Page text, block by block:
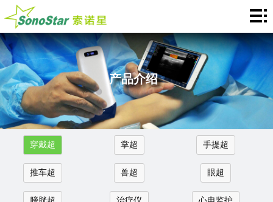
Home
关
于
我
们
新
闻
中
产
品
应
产品介绍
穿戴超 掌超 手提超
推车超 兽超 眼超